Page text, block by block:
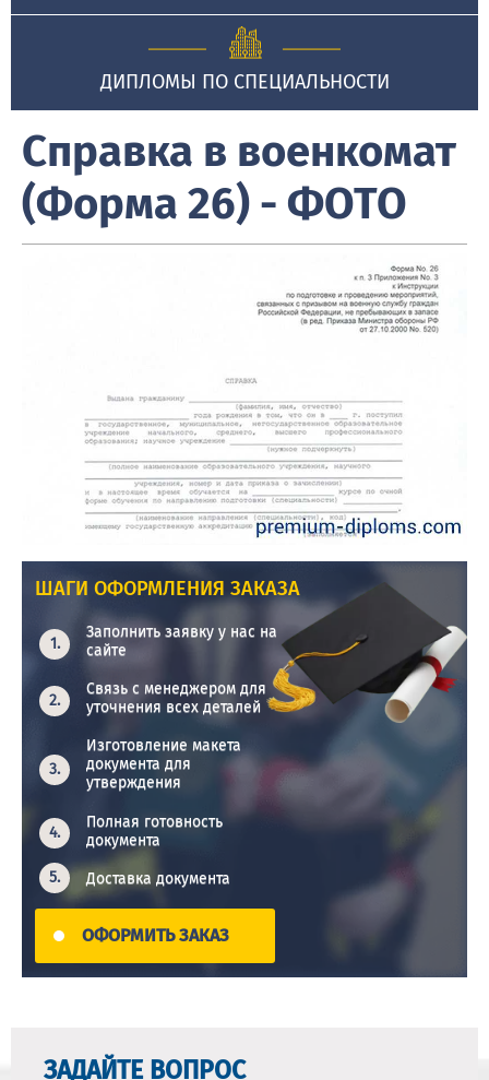
ДИПЛОМЫ ПО СПЕЦИАЛЬНОСТИ
Справка в военкомат
(Форма 26) - ФОТО
ШАГИ ОФОРМЛЕНИЯ ЗАКАЗА
Заполнить заявку у нас на
сайте
Связь с менеджером для
уточнения всех деталей
Изготовление макета
документа для
утверждения
Полная готовность
документа
Доставка документа
ОФОРМИТЬ ЗАКАЗ
ЗАДАЙТЕ ВОПРОС